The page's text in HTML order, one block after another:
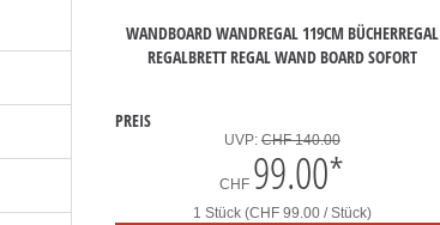
WANDBOARD WANDREGAL 119CM BÜCHERREGAL
REGALBRETT REGAL WAND BOARD SOFORT
PREIS
UVP: CHF 140.00
CHF 99.00*
1 Stück (CHF 99.00 / Stück)